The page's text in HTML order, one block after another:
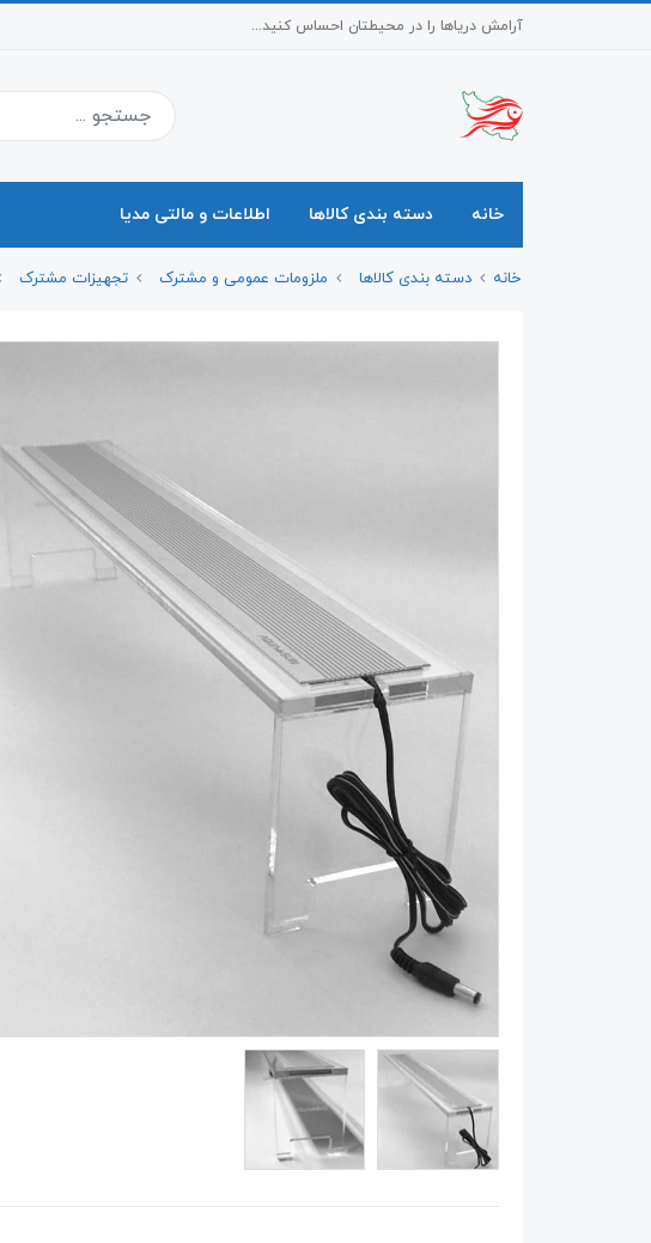
آرامش دریاها را در محیطتان احساس کنید...
خانه دسته بندی کالاها اطلاعات و مالتی مدیا
خانه دسته بندی کالاها ملزومات عمومی و مشترک تجهیزات مشترک